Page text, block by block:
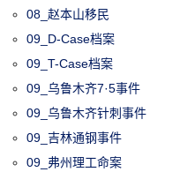
08_赵本山移民
09_D-Case档案
09_T-Case档案
09_乌鲁木齐7·5事件
09_乌鲁木齐针刺事件
09_吉林通钢事件
09_弗州理工命案